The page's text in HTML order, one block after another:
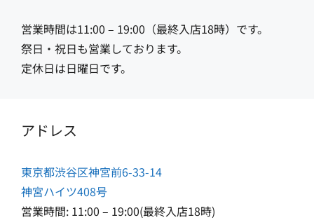
営業時間は11:00 – 19:00（最終入店18時）です。
祭日・祝日も営業しております。
定休日は日曜日です。
アドレス
東京都渋谷区神宮前6-33-14
神宮ハイツ408号
営業時間: 11:00 – 19:00(最終入店18時)